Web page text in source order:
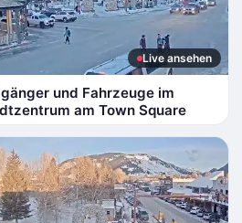
Live ansehen
und Fahrzeuge im
am Town Square